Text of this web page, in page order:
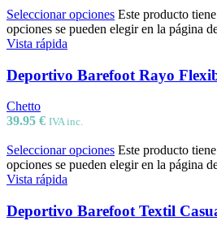
Seleccionar opciones Este producto
opciones se pueden elegir en la página
Vista rápida
Deportivo Barefoot Rayo
Chetto
39.95 € IVA inc.
Seleccionar opciones Este producto
opciones se pueden elegir en la página
Vista rápida
Deportivo Barefoot Textil